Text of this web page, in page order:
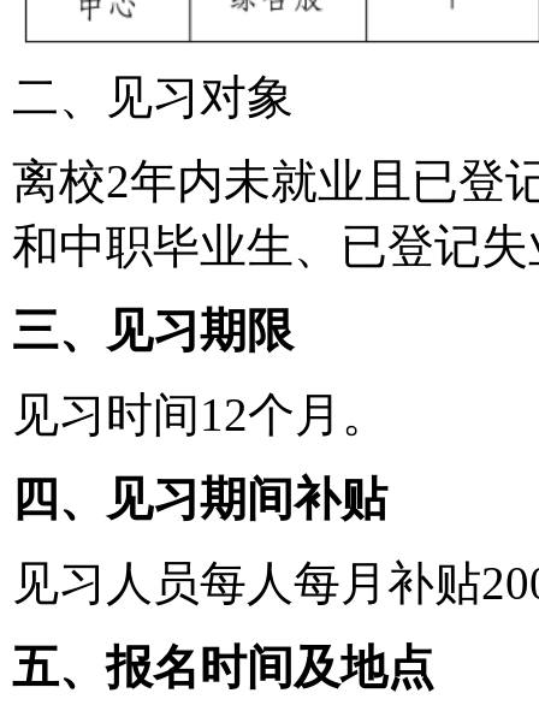
二、见习对象
离校2年内未就业且已登
和中职毕业生、已登记
三、见习期限
见习时间12个月。
四、见习期间补贴
见习人员每人每月补贴
五、报名时间及地点